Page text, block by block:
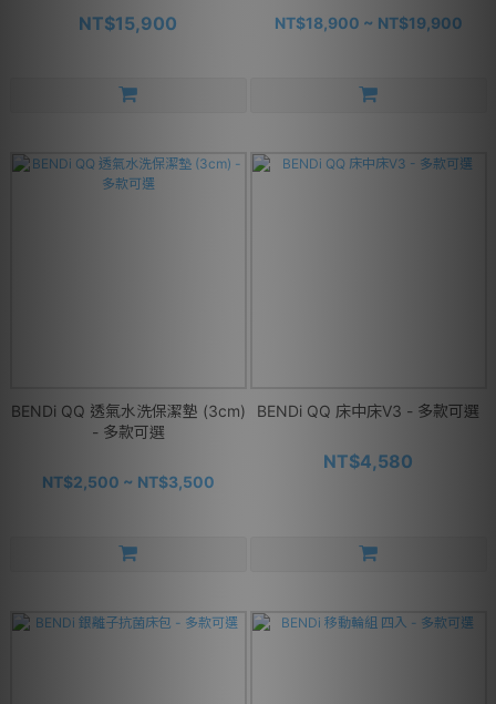
NT$15,900
NT$18,900 ~ NT$19,900
BENDi QQ 透氣水洗保潔墊 (3cm)
- 多款可選
NT$2,500 ~ NT$3,500
BENDi QQ 床中床V3 - 多款可選
NT$4,580